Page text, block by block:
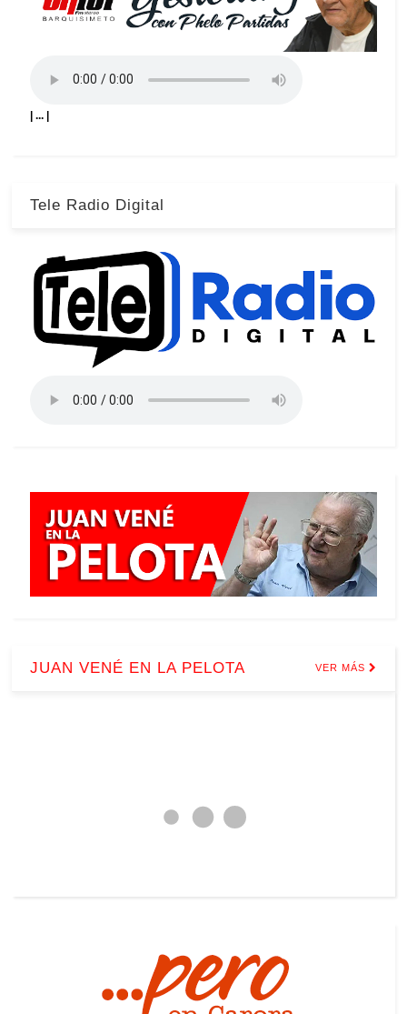
| ... |
Tele Radio Digital
JUAN VENÉ EN LA PELOTA VER MÁS